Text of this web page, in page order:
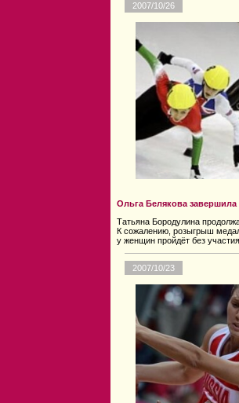
2007/10/26
Ольга Белякова
Татьяна Бородулина
К сожалению, розыгрыш
у женщин пройдёт без
2007/10/23